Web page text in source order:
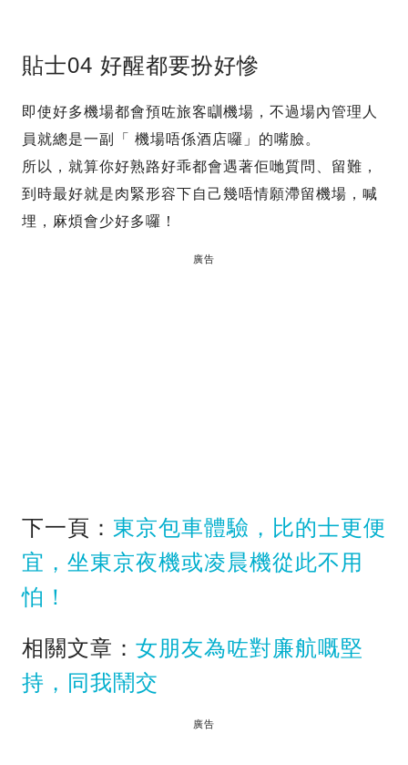
貼士04 好醒都要扮好慘
即使好多機場都會預咗旅客瞓機場，不過場內管理人
員就總是一副「 機場唔係酒店囉」的嘴臉。
所以，就算你好熟路好乖都會遇著佢哋質問、留難，
到時最好就是肉緊形容下自己幾唔情願滯留機場，喊
埋，麻煩會少好多囉！
廣告
下一頁： 東京包車體驗，比的士更便
宜，坐東京夜機或凌晨機從此不用
怕！
相關文章： 女朋友為咗對廉航嘅堅
持，同我鬧交
廣告